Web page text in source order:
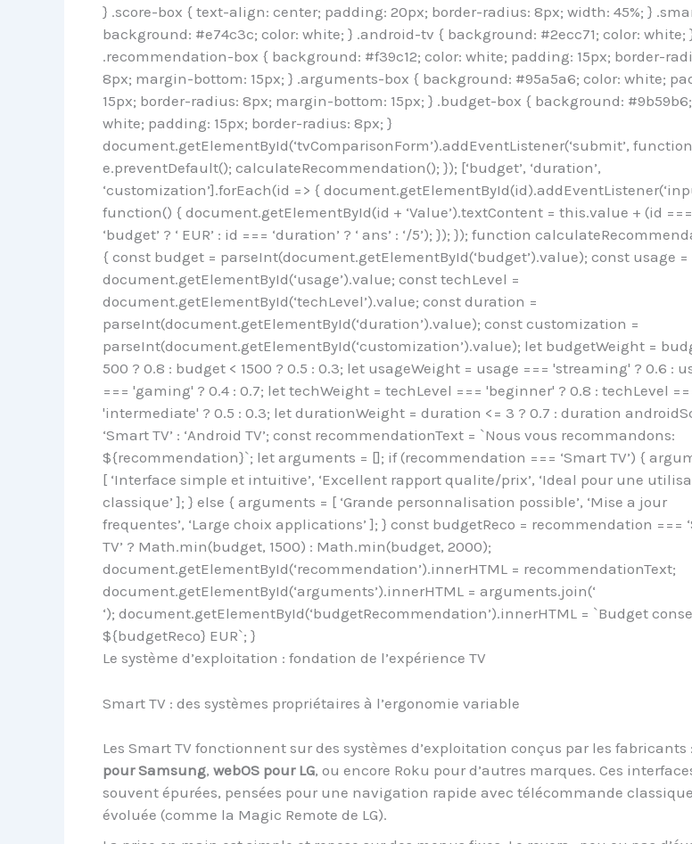
} .score-box { text-align: center; padding: 20px; border-radius: 8px; width: 45%; }
background: #e74c3c; color: white; } .android-tv { background: #2ecc71; color: white;
.recommendation-box { background: #f39c12; color: white; padding: 15px; border-
8px; margin-bottom: 15px; } .arguments-box { background: #95a5a6; color: white;
15px; border-radius: 8px; margin-bottom: 15px; } .budget-box { background:
white; padding: 15px; border-radius: 8px; }
document.getElementById(‘tvComparisonForm’).addEventListener(‘submit’,
e.preventDefault(); calculateRecommendation(); }); [‘budget’, ‘duration’,
‘customization’].forEach(id => {
function() { document.getElementById(id + ‘Value’).textContent = this.value + (id ===
‘budget’ ? ‘ EUR’ : id === ‘duration’ ? ‘ ans’ : ‘/5’); }); }); function
{ const budget = parseInt(document.getElementById(‘budget’).value); const usage =
document.getElementById(‘usage’).value; const techLevel =
document.getElementById(‘techLevel’).value; const duration =
parseInt(document.getElementById(‘duration’).value); const customization =
parseInt(document.getElementById(‘customization’).value); let budgetWeight =
500 ? 0.8 : budget < 1500 ? 0.5 : 0.3; let usageWeight = usage === 'streaming' ? 0.6 :
=== 'gaming' ? 0.4 : 0.7; let techWeight = techLevel === 'beginner' ? 0.8 : techLevel
'intermediate' ? 0.5 : 0.3; let durationWeight = duration <= 3 ? 0.7 : duration
‘Smart TV’ : ‘Android TV’; const recommendationText = `Nous vous recommandons:
${recommendation}`; let arguments = []; if (recommendation === ‘Smart TV’) {
[ ‘Interface simple et intuitive’, ‘Excellent rapport qualite/prix’, ‘Ideal pour une
classique’ ]; } else { arguments = [ ‘Grande personnalisation possible’, ‘Mise a jour
frequentes’, ‘Large choix applications’ ]; } const budgetReco = recommendation ===
TV’ ? Math.min(budget, 1500) : Math.min(budget, 2000);
document.getElementById(‘recommendation’).innerHTML = recommendationText;
document.getElementById(‘arguments’).innerHTML = arguments.join(‘
‘); document.getElementById(‘budgetRecommendation’).innerHTML = `Budget
${budgetReco} EUR`; }
Le système d’exploitation : fondation de l’expérience TV
Smart TV : des systèmes propriétaires à l’ergonomie variable
Les Smart TV fonctionnent sur des systèmes d’exploitation conçus par les fabricants :
pour Samsung, webOS pour LG, ou encore Roku pour d’autres marques. Ces
souvent épurées, pensées pour une navigation rapide avec télécommande
évoluée (comme la Magic Remote de LG).